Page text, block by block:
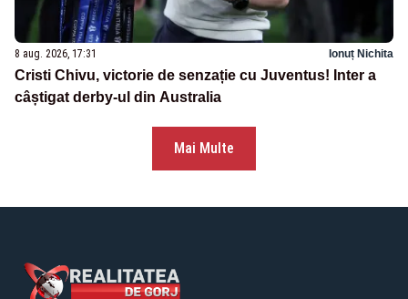
8 aug. 2026, 17:31 Ionuț Nichita
Cristi Chivu, victorie de senzație cu Juventus! Inter a
câștigat derby-ul din Australia
Mai Multe